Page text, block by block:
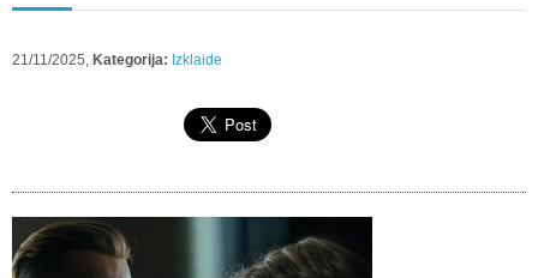
21/11/2025, Kategorija: Izklaide